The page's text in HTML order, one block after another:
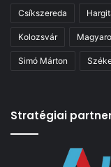
Csíkszereda
Kolozsvár
Simó Márton
Stratégiai